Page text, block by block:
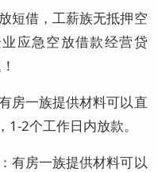
短借，工薪族无抵押空
应急空放借款经营贷
房一族提供材料可以直
2个工作日内放款。
有房一族提供材料可以